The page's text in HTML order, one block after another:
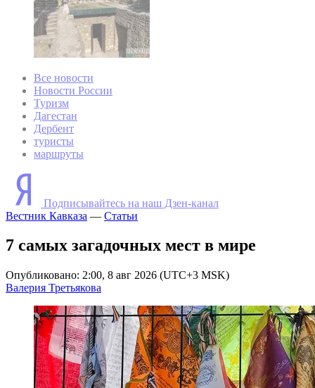
Все новости
Новости России
Туризм
Дагестан
Дербент
туристы
маршруты
Подписывайтесь на наш Дзен-канал
Вестник Кавказа — Статьи
7 самых загадочных мест в мире
Опубликовано: 2:00, 8 авг 2026 (UTC+3 MSK)
Валерия Третьякова